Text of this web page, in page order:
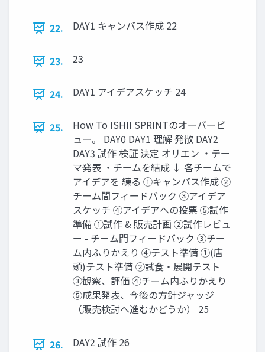
22. DAY1 キャンバス作成 22
23. 23
24. DAY1 アイデアスケッチ 24
25.
How To ISHII SPRINTのオーバービ
ュー。 DAY0 DAY1 理解 発散 DAY2
DAY3 試作 検証 決定 オリエン ・テー
マ発表 ・チームを結成 ↓ 各チームで
アイデアを 練る ①キャンバス作成 ②
チーム間フィードバック ③アイデア
スケッチ ④アイデアへの投票 ⑤試作
準備 ①試作 & 販売計画 ②試作レビュ
ー - チーム間フィードバック ③チー
ム内ふりかえり ④テスト準備 ①(店
頭)テスト準備 ②試⾷・展開テスト
③観察、評価 ④チーム内ふりかえり
⑤成果発表、今後の⽅針ジャッジ
（販売検討へ進むかどうか） 25
26. DAY2 試作 26